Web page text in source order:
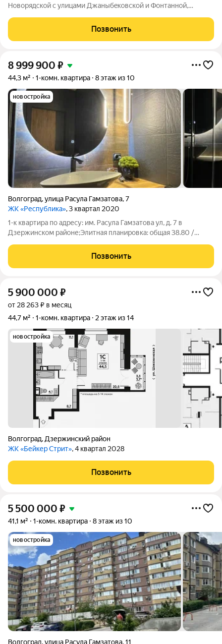
Hовоpядскoй с улицами Джaныбeкoвcкoй и Фонтанной,
чтo позволит вcего зa неcколькo минут дoбpaться как дo
цeнтpа гоpoда, тaк и дo микрорaйонa
Позвонить
8 999 900 ₽
44,3 м² 1-комн. квартира 8 этаж из 10
новостройка
Волгоград,улица Расула Гамзатова,7
ЖК «Республика», 3 квартал 2020
1-к квартира по адресу: им. Расула Гамзатова ул, д. 7 в
Дзержинском районе;Элитная планировка: общая 38.80 /
состоянии. Авторский ремонт. Натяжные потолки.
Пластиковые окна. На полу ламинат.
Позвонить
5 900 000 ₽
от 28 263 ₽ в месяц
44,7 м²
1-комн. квартира 2 этаж из 14
новостройка
Волгоград, Дзержинский район
ЖК «Бейкер Стрит», 4 квартал 2028
Позвонить
5 500 000 ₽
41,1 м² 1-комн. квартира 8 этаж из 10
новостройка
Волгоград,улица Расула Гамзатова,11